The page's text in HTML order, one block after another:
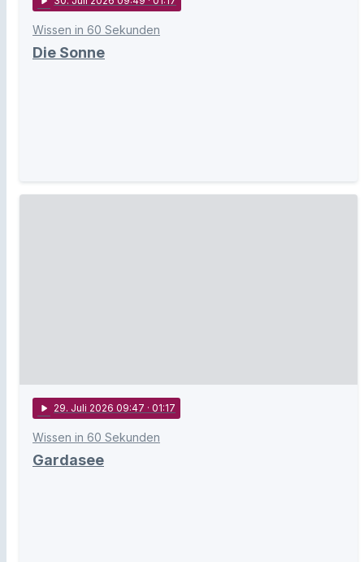
Wissen in 60 Sekunden
Die Sonne
play_arrow 29. Juli 2026 09:47 · 01:17
Wissen in 60 Sekunden
Gardasee